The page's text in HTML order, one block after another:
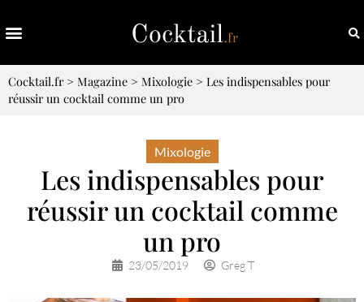
Cocktail.fr> Magazine > Mixologie > Les indispensables pour
réussir un cocktail comme un pro
Mixologie
Les indispensables pour
réussir un cocktail comme
un pro
23/05/2019 Greg T